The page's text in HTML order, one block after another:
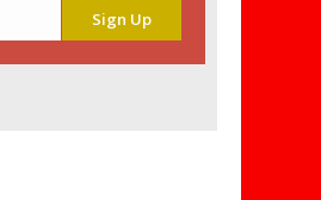
Sign Up